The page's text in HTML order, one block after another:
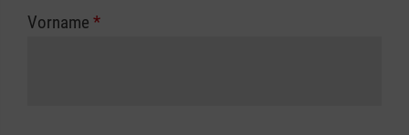
zuständigen Berufsgenossenschaft oder
Vorname *